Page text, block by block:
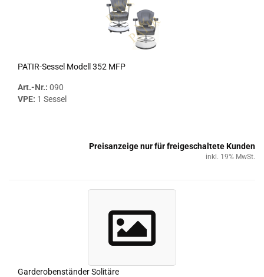
PATIR-​​Ses­sel Mo­dell 352 MFP
Art.-Nr.: 090
VPE: 1 Ses­sel
Preisanzeige nur für freigeschaltete Kunden
inkl. 19% MwSt.
Gar­de­ro­ben­stän­der So­li­tä­re